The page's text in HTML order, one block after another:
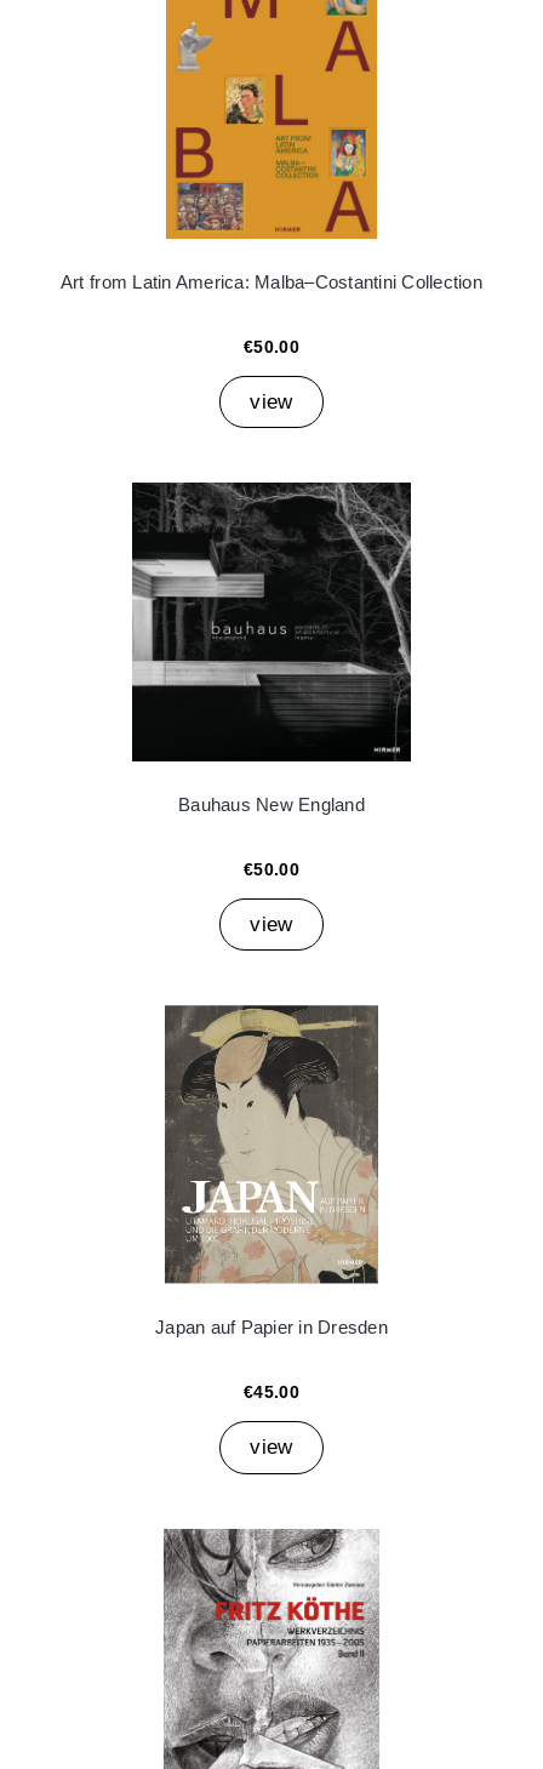
Art from Latin America: Malba–Costantini Collection
€50.00
view
Bauhaus New England
€50.00
view
Japan auf Papier in Dresden
€45.00
view